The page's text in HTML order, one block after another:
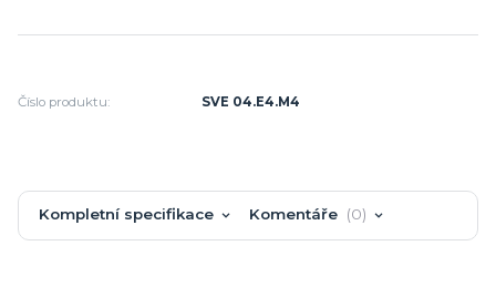
Číslo produktu: SVE 04.E4.M4
Kompletní specifikace Komentáře 0